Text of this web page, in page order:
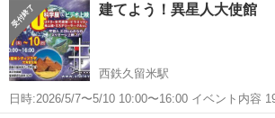
建てよう！異星人大使館
西鉄久留米駅
日時:2026/5/7〜5/10 10:00〜16:00 イベント内容 1973年12月13日、ラ